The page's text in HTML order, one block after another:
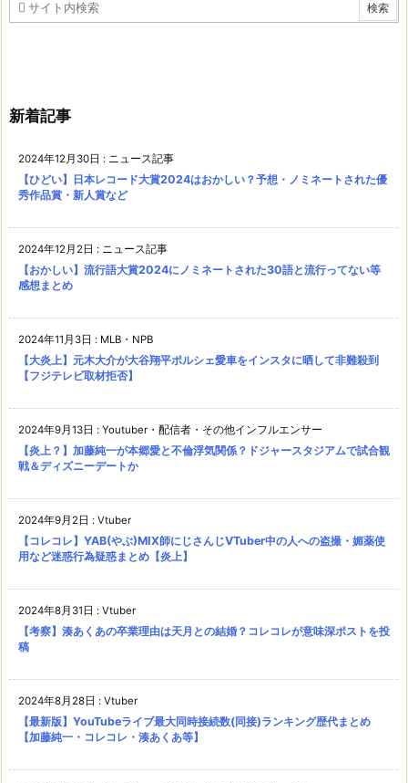
新着記事
2024年12月30日 : ニュース記事
【ひどい】日本レコード大賞2024はおかしい？予想・ノミネートされた優
秀作品賞・新人賞など
2024年12月2日 : ニュース記事
【おかしい】流行語大賞2024にノミネートされた30語と流行ってない等
感想まとめ
2024年11月3日 : MLB・NPB
【大炎上】元木大介が大谷翔平ポルシェ愛車をインスタに晒して非難殺到
【フジテレビ取材拒否】
2024年9月13日 : Youtuber・配信者・その他インフルエンサー
【炎上？】加藤純一が本郷愛と不倫浮気関係？ドジャースタジアムで試合観
戦＆ディズニーデートか
2024年9月2日 : Vtuber
【コレコレ】YAB(やぶ)MIX師にじさんじVTuber中の人への盗撮・媚薬使
用など迷惑行為疑惑まとめ【炎上】
2024年8月31日 : Vtuber
【考察】湊あくあの卒業理由は天月との結婚？コレコレが意味深ポストを投
稿
2024年8月28日 : Vtuber
【最新版】YouTubeライブ最大同時接続数(同接)ランキング歴代まとめ
【加藤純一・コレコレ・湊あくあ等】